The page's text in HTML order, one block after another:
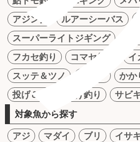
アジング
ルアーシーバス
スーパーライトジギング
ジ
フカセ釣り
コマセ釣り
イ
スッテ＆ツノ
かか
投げ＆ちょい投げ釣り
サビ
対象魚から探す
アジ マダイ ブリ イサ